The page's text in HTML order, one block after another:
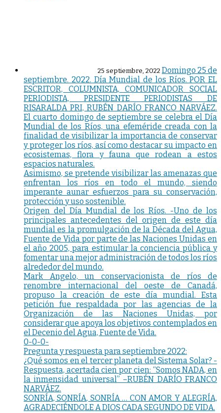
25 septiembre, 2022Domingo 25 de
septiembre. 2022. Día Mundial de los Ríos. POR EL
ESCRITOR, COLUMNISTA, COMUNICADOR SOCIAL
PERIODISTA, PRESIDENTE PERIODISTAS DE
RISARALDA PRI, RUBÉN DARÍO FRANCO NARVÁEZ.
El cuarto domingo de septiembre se celebra el Día
Mundial de los Ríos, una efeméride creada con la
finalidad de visibilizar la importancia de conservar
y proteger los ríos, así como destacar su impacto en
ecosistemas, flora y fauna que rodean a estos
espacios naturales.
Asimismo, se pretende visibilizar las amenazas que
enfrentan los ríos en todo el mundo, siendo
imperante aunar esfuerzos para su conservación,
protección y uso sostenible.
Origen del Día Mundial de los Ríos. -Uno de los
principales antecedentes del origen de este día
mundial es la promulgación de la Década del Agua,
Fuente de Vida por parte de las Naciones Unidas en
el año 2005, para estimular la conciencia pública y
fomentar una mejor administración de todos los ríos
alrededor del mundo.
Mark Angelo, un conservacionista de ríos de
renombre internacional del oeste de Canadá,
propuso la creación de este día mundial. Esta
petición fue respaldada por las agencias de la
Organización de las Naciones Unidas, por
considerar que apoya los objetivos contemplados en
el Decenio del Agua, Fuente de Vida.
0-0-0-
Pregunta y respuesta para septiembre 2022:
¿Qué somos en el tercer planeta del Sistema Solar? -
Respuesta, acertada cien por cien: “Somos NADA, en
la inmensidad universal” –RUBÉN DARÍO FRANCO
NARVÁEZ.
SONRÍA, SONRÍA, SONRÍA … CON AMOR Y ALEGRÍA,
AGRADECIÉNDOLE A DIOS CADA SEGUNDO DE VIDA.